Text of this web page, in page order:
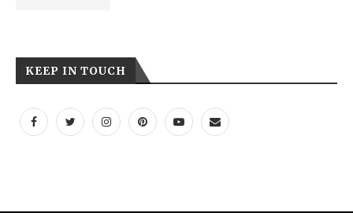
KEEP IN TOUCH